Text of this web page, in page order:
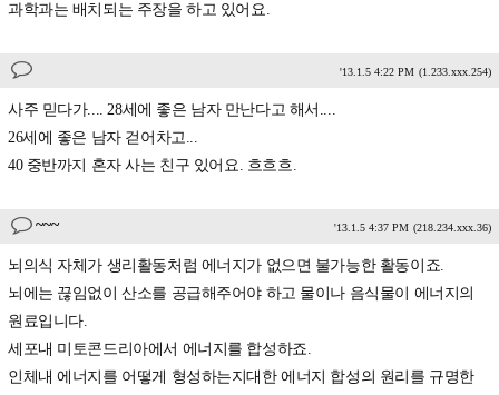
과학과는 배치되는 주장을 하고 있어요.
'13.1.5 4:22 PM (1.233.xxx.254)
사주 믿다가.... 28세에 좋은 남자 만난다고 해서....
26세에 좋은 남자 걷어차고...
40 중반까지 혼자 사는 친구 있어요. 흐흐흐.
~~~ '13.1.5 4:37 PM (218.234.xxx.36)
뇌의식 자체가 생리활동처럼 에너지가 없으면 불가능한 활동이죠.
뇌에는 끊임없이 산소를 공급해주어야 하고 물이나 음식물이 에너지의
원료입니다.
세포내 미토콘드리아에서 에너지를 합성하죠.
인체내 에너지를 어떻게 형성하는지대한 에너지 합성의 원리를 규명한